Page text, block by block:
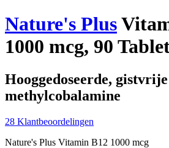
Nature's Plus
1000 mcg, 90
Hooggedoseerde, gistvrije
methylcobalamine
28 Klantbeoordelingen
Nature's Plus Vitamin B12 1000 mcg